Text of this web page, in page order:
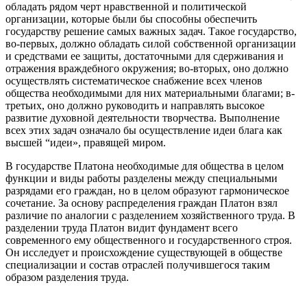
обладать рядом черт нравственной и политической
организации, которые были бы способны обеспечить
государству решение самых важных задач. Такое государство,
во-первых, должно обладать силой собственной организации
и средствами ее защиты, достаточными для сдерживания и
отражения враждебного окружения; во-вторых, оно должно
осуществлять систематическое снабжение всех членов
общества необходимыми для них материальными благами; в-
третьих, оно должно руководить и направлять высокое
развитие духовной деятельности творчества. Выполнение
всех этих задач означало бы осуществление идеи блага как
высшей “идеи», правящей миром.
В государстве Платона необходимые для общества в целом
функции и виды работы разделены между специальными
разрядами его граждан, но в целом образуют гармоническое
сочетание. За основу распределения граждан Платон взял
различие по аналогии с разделением хозяйственного труда. В
разделении труда Платон видит фундамент всего
современного ему общественного и государственного строя.
Он исследует и происхождение существующей в обществе
специализации и состав отраслей получившегося таким
образом разделения труда.